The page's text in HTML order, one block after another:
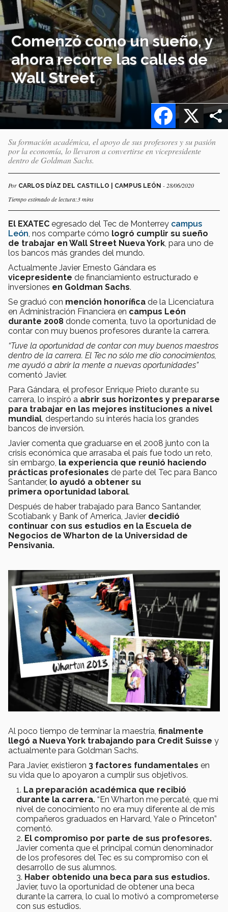
Comenzó como un sueño, y
ahora recorre las calles de
Wall Street
X
Facebook
Su formación académica, el apoyo de sus profesores y su pasión
por la economía, lo llevaron a convertirse en vicepresidente
dentro de Goldman Sachs.
Por CARLOS DÍAZ DEL CASTILLO | CAMPUS LEÓN - 28/06/2020
Tiempo estimado de lectura:3 mins
El EXATEC egresado del Tec de Monterrey campus
León , nos comparte cómo logró cumplir su sueño
de trabajar en Wall Street Nueva York , para uno de
los bancos más grandes del mundo.
Actualmente Javier Ernesto Gándara es
vicepresidente de financiamiento estructurado e
inversiones en Goldman Sachs.
Se graduó con mención honorífica de la Licenciatura
en Administración Financiera en campus León
durante 2008 donde comenta, tuvo la oportunidad de
contar con muy buenos profesores durante la carrera.
“Tuve la oportunidad de contar con muy buenos maestros
dentro de la carrera. El Tec no sólo me dio conocimientos,
me ayudó a abrir la mente a nuevas oportunidades”
comentó Javier.
Para Gándara, el profesor Enrique Prieto durante su
carrera, lo inspiró a abrir sus horizontes y prepararse
para trabajar en las mejores instituciones a nivel
mundial , despertando su interés hacia los grandes
bancos de inversión.
Javier comenta que graduarse en el 2008 junto con la
crisis económica que arrasaba el país fue todo un reto,
sin embargo, la experiencia que reunió haciendo
prácticas profesionales de parte del Tec para Banco
Santander, lo ayudó a obtener su
primera oportunidad laboral.
Después de haber trabajado para Banco Santander,
Scotiabank y Bank of America, Javier decidió
continuar con sus estudios en la Escuela de
Negocios de Wharton de la Universidad de
Pensivania.
Al poco tiempo de terminar la maestría, finalmente
llegó a Nueva York trabajando para Credit Suisse y
actualmente para Goldman Sachs.
Para Javier, existieron 3 factores fundamentales en
su vida que lo apoyaron a cumplir sus objetivos.
La preparación académica que recibió
durante la carrera. “En Wharton me percaté, que mi
nivel de conocimiento no era muy diferente al de mis
compañeros graduados en Harvard, Yale o Princeton”
comentó.
El compromiso por parte de sus profesores.
Javier comenta que el principal común denominador
de los profesores del Tec es su compromiso con el
desarrollo de sus alumnos.
Haber obtenido una beca para sus estudios.
Javier, tuvo la oportunidad de obtener una beca
durante la carrera, lo cual lo motivó a comprometerse
con sus estudios.